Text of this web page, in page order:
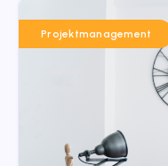
Projektmanagement